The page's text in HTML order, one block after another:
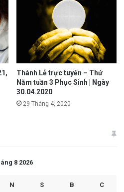
Thánh Lễ trực tuyến – Thứ
Năm tuần 3 Phục Sinh | Ngày
30.04.2020
29 Tháng 4, 2020
8 2026
N S B C